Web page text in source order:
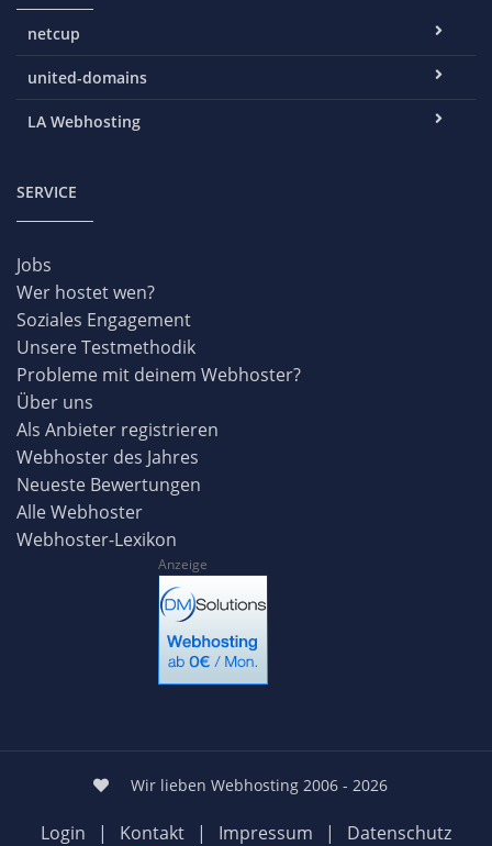
netcup
united-domains
LA Webhosting
SERVICE
Jobs
Wer hostet wen?
Soziales Engagement
Unsere Testmethodik
Probleme mit deinem Webhoster?
Über uns
Als Anbieter registrieren
Webhoster des Jahres
Neueste Bewertungen
Alle Webhoster
Webhoster-Lexikon
Anzeige
Wir lieben Webhosting 2006 - 2026
Login | Kontakt | Impressum |
Datenschutz